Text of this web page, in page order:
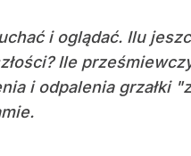
i oglądać. Ilu
Ile
i odpalenia grzałki